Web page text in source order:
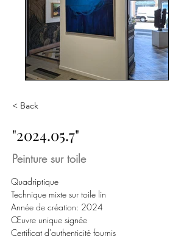
< Back
"2024.05.7"
Peinture sur toile
Quadriptique
Technique mixte sur toile lin
Année de création: 2024
Œuvre unique signée
Certificat d'authenticité fournis